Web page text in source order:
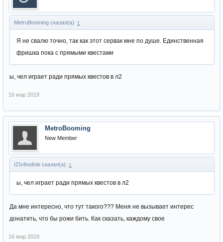
MetroBooming сказал(а): ↑
Я не свалю точно, так как этот сервак мне по душе. Единственная
фришка пока с прямыми квестами
ы, чел играет ради прямых квестов в л2
16 мар 2019
MetroBooming
New Member
IZIvihodnie сказал(а): ↑
ы, чел играет ради прямых квестов в л2
Да мне интересно, что тут такого??? Меня не вызывает интерес
донатить, что бы рожи бить. Как сказать, каждому свое
16 мар 2019